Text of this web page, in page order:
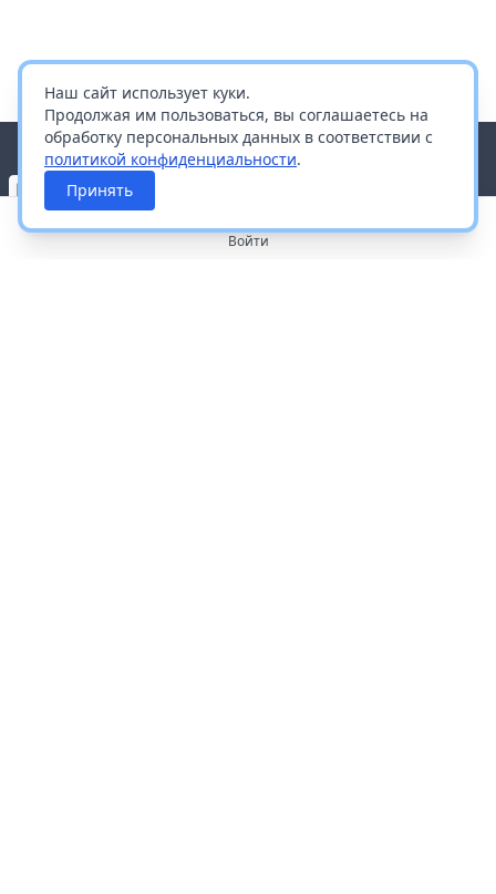
Наш сайт использует куки.
Продолжая им пользоваться, вы соглашаетесь на
обработку персональных данных в соответствии с
политикой конфиденциальности.
Принять
Войти